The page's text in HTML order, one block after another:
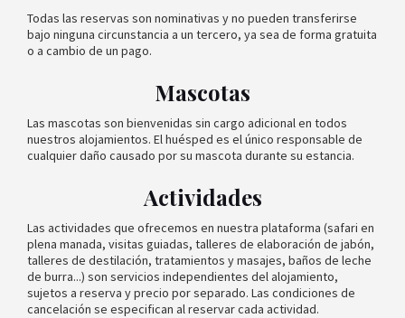
Todas las reservas son nominativas y no pueden transferirse
bajo ninguna circunstancia a un tercero, ya sea de forma gratuita
o a cambio de un pago.
Mascotas
Las mascotas son bienvenidas sin cargo adicional en todos
nuestros alojamientos. El huésped es el único responsable de
cualquier daño causado por su mascota durante su estancia.
Actividades
Las actividades que ofrecemos en nuestra plataforma (safari en
plena manada, visitas guiadas, talleres de elaboración de jabón,
talleres de destilación, tratamientos y masajes, baños de leche
de burra...) son servicios independientes del alojamiento,
sujetos a reserva y precio por separado. Las condiciones de
cancelación se especifican al reservar cada actividad.